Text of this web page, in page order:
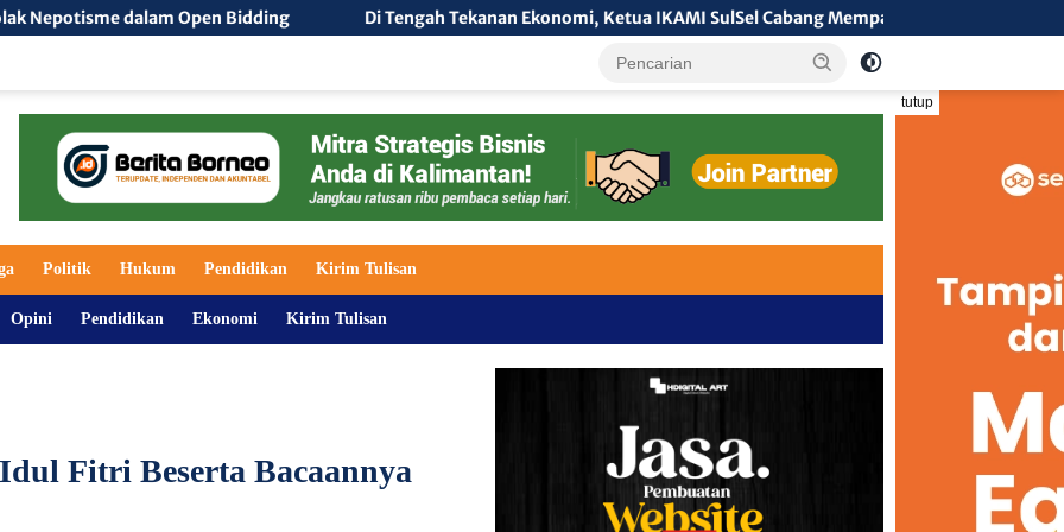
Bidding Di Tengah Tekanan Ekonomi, Ketua IKAMI SulSel Cabang Mempawah Desak Pemkab Evaluasi Kebijakan
tutup
Politik Hukum Pendidikan Kirim Tulisan
Opini Pendidikan Ekonomi Kirim Tulisan
Fitri Beserta Bacaannya